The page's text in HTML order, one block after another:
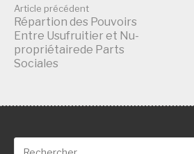
Lire
la
suite
Article précédent
Répartion des Pouvoirs
Entre Usufruitier et Nu-
propriétairede Parts
Sociales
Recherche